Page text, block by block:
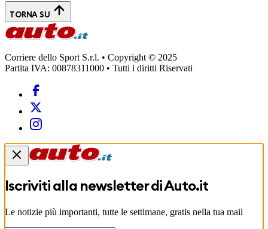
TORNA SU
Corriere dello Sport S.r.l. • Copyright © 2025
Partita IVA: 00878311000 • Tutti i diritti Riservati
Iscriviti alla newsletter diAuto.it
Le notizie più importanti, tutte le settimane, gratis nella tua mail